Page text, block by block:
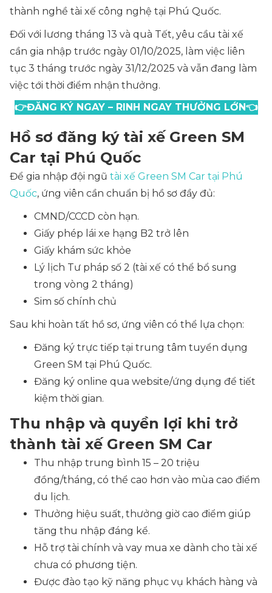
thành nghề tài xế công nghệ tại Phú Quốc.
Đối với lương tháng 13 và quà Tết, yêu cầu tài xế
cần gia nhập trước ngày 01/10/2025, làm việc liên
tục 3 tháng trước ngày 31/12/2025 và vẫn đang làm
việc tới thời điểm nhận thưởng.
👉ĐĂNG KÝ NGAY – RINH NGAY THƯỞNG LỚN👈
Hồ sơ đăng ký tài xế Green SM
Car tại Phú Quốc
Để gia nhập đội ngũ tài xế Green SM Car tại Phú
Quốc, ứng viên cần chuẩn bị hồ sơ đầy đủ:
CMND/CCCD còn hạn.
Giấy phép lái xe hạng B2 trở lên
Giấy khám sức khỏe
Lý lịch Tư pháp số 2 (tài xế có thể bổ sung
trong vòng 2 tháng)
Sim số chính chủ
Sau khi hoàn tất hồ sơ, ứng viên có thể lựa chọn:
Đăng ký trực tiếp tại trung tâm tuyển dụng
Green SM tại Phú Quốc.
Đăng ký online qua website/ứng dụng để tiết
kiệm thời gian.
Thu nhập và quyền lợi khi trở
thành tài xế Green SM Car
Thu nhập trung bình 15 – 20 triệu
đồng/tháng, có thể cao hơn vào mùa cao điểm
du lịch.
Thưởng hiệu suất, thưởng giờ cao điểm giúp
tăng thu nhập đáng kể.
Hỗ trợ tài chính và vay mua xe dành cho tài xế
chưa có phương tiện.
Được đào tạo kỹ năng phục vụ khách hàng và